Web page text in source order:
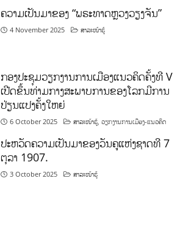
ຄວາມເປັນມາຂອງ “ພຣະທາດຫຼວງວຽງຈັນ”
4 November 2025 ສາລະໜ້າຮູ້
ກອງປະຊຸມວຽກງານການເມືອງແນວຄິດຄັ້ງທີ V
ເປີດຂຶ້ນທ່າມກາງສະພາບການຂອງໂລກມີການ
ປ່ຽນແປງຄັ້ງໃຫຍ່
6 October 2025 ສາລະໜ້າຮູ້,ວຽກງານການເມືອງ-ແນວຄິດ
ປະຫວັດຄວາມເປັນມາຂອງວັນຄູແຫ່ງຊາດທີ 7
ຕຸລາ 1907.
3 October 2025 ສາລະໜ້າຮູ້